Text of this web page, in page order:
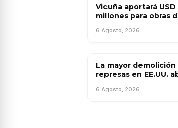
OBRA PÚBLICA
Vicuña aportará USD
millones para obras
Juan
6 Agosto, 2026
OBRA PÚBLICA
La mayor demolición
represas en EE.UU.
ecológica histórica
6 Agosto, 2026